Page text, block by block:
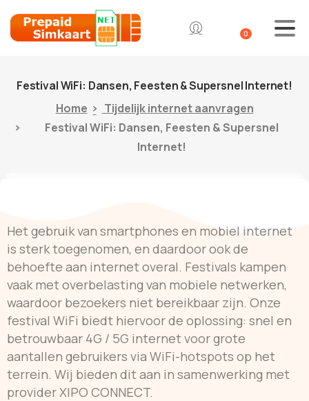
0
FestivalWiFi: Dansen, Feesten&SupersnelInternet!
Home
Tijdelijk internet aanvragen
Festival WiFi: Dansen, Feesten & Supersnel
Internet!
Het gebruik van smartphones en mobiel internet
is sterk toegenomen, en daardoor ook de
behoefte aan internet overal. Festivals kampen
vaak met overbelasting van mobiele netwerken,
waardoor bezoekers niet bereikbaar zijn. Onze
festival WiFi biedt hiervoor de oplossing: snel en
betrouwbaar 4G / 5G internet voor grote
aantallen gebruikers via WiFi-hotspots op het
terrein. Wij bieden dit aan in samenwerking met
provider XIPO CONNECT.